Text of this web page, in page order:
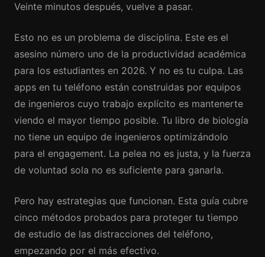
Veinte minutos después, vuelve a pasar.
Esto no es un problema de disciplina. Este es el
asesino número uno de la productividad académica
para los estudiantes en 2026. Y no es tu culpa. Las
apps en tu teléfono están construidas por equipos
de ingenieros cuyo trabajo explícito es mantenerte
viendo el mayor tiempo posible. Tu libro de biología
no tiene un equipo de ingenieros optimizándolo
para el engagement. La pelea no es justa, y la fuerza
de voluntad sola no es suficiente para ganarla.
Pero hay estrategias que funcionan. Esta guía cubre
cinco métodos probados para proteger tu tiempo
de estudio de las distracciones del teléfono,
empezando por el más efectivo.